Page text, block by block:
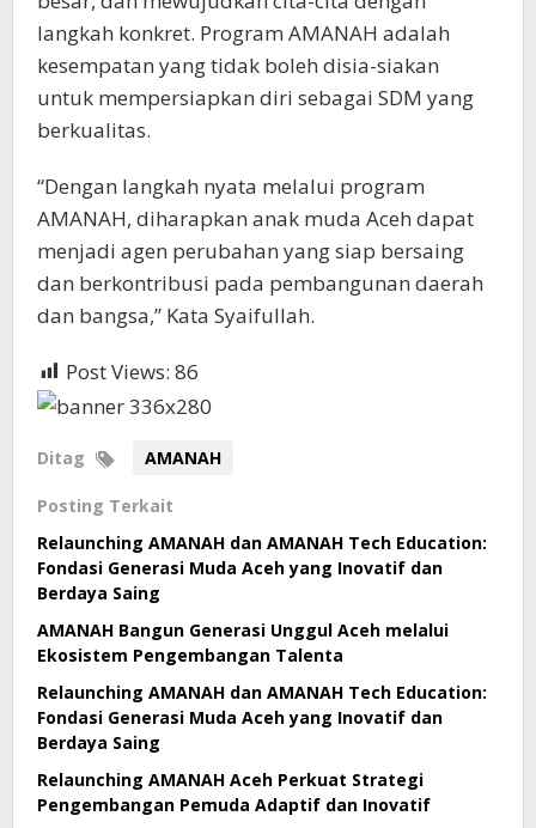
langkah konkret. Program AMANAH adalah
kesempatan yang tidak boleh disia-siakan
untuk mempersiapkan diri sebagai SDM yang
berkualitas.
“Dengan langkah nyata melalui program
AMANAH, diharapkan anak muda Aceh dapat
menjadi agen perubahan yang siap bersaing
dan berkontribusi pada pembangunan daerah
dan bangsa,” Kata Syaifullah.
Post Views: 86
Ditag AMANAH
Posting Terkait
Relaunching AMANAH dan AMANAH Tech Education:
Fondasi Generasi Muda Aceh yang Inovatif dan
Berdaya Saing
AMANAH Bangun Generasi Unggul Aceh melalui
Ekosistem Pengembangan Talenta
Relaunching AMANAH dan AMANAH Tech Education:
Fondasi Generasi Muda Aceh yang Inovatif dan
Berdaya Saing
Relaunching AMANAH Aceh Perkuat Strategi
Pengembangan Pemuda Adaptif dan Inovatif